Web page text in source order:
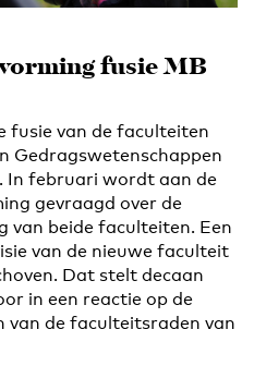
fusie MB
fusie van de faculteiten
Gedragswetenschappen
In februari wordt aan de
gevraagd over de
van beide faculteiten. Een
van de nieuwe faculteit
Dat stelt decaan
in een reactie op de
van de faculteitsraden van